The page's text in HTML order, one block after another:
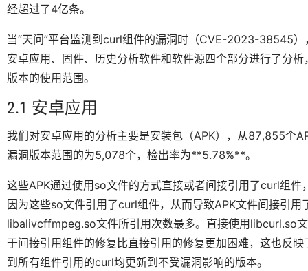
经超过了4亿条。
当“天问”平台监测到curl组件的漏洞时（CVE-2023-38545
安卓应用、固件、历史分析软件和软件源四个部分进行了分
版本的使用范围。
2.1 安卓应用
我们对安卓应用的分析主要是安装包（APK），从87,855个
漏洞版本范围的为5,078个，检出率为**5.78%**。
这些APK通过使用so文件的方式直接或者间接引用了curl组
因为这些so文件引用了curl组件，从而导致APK文件间接引
libalivcffmpeg.so文件所引用次数最多。直接使用libcurl.so
于间接引用组件的修复比直接引用的修复更加困难，这也反
到所有组件引用的curl均更新到不受漏洞影响的版本。